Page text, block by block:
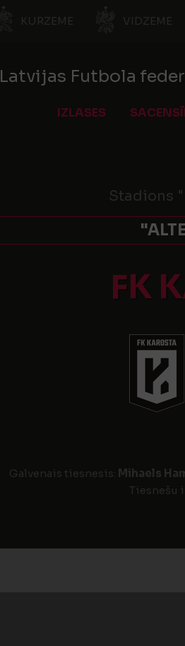
KURZEME VIDZEME
Latvijas Futbola
IZLASES
Stadions
FK
Galvenais tiesnesis: Mihaels
Tiesnešu